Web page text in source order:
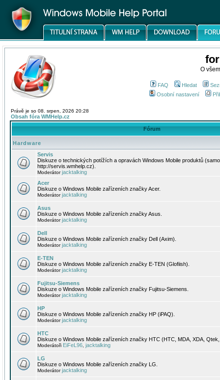
O
FAQ Hledat
Osobní nastavení
Právě je so 08. srpen, 2026 20:28
Obsah fóra WMHelp.cz
Fórum
Hardware
Servis
Diskuze o technických potížích a opravách Windows Mobile produktů
http://servis.wmhelp.cz).
Moderátorjacktalking
Acer
Diskuze o Windows Mobile zařízeních značky Acer.
Moderátorjacktalking
Asus
Diskuze o Windows Mobile zařízeních značky Asus.
Moderátorjacktalking
Dell
Diskuze o Windows Mobile zařízeních značky Dell (Axim).
Moderátorjacktalking
E-TEN
Diskuze o Windows Mobile zařízeních značky E-TEN (Glofiish).
Moderátorjacktalking
Fujitsu-Siemens
Diskuze o Windows Mobile zařízeních značky Fujitsu-Siemens.
Moderátorjacktalking
HP
Diskuze o Windows Mobile zařízeních značky HP (iPAQ).
Moderátorjacktalking
HTC
Diskuze o Windows Mobile zařízeních značky HTC (HTC, MDA, XDA,
Moderátoři EiFeL96 jacktalking
LG
Diskuze o Windows Mobile zařízeních značky LG.
Moderátorjacktalking